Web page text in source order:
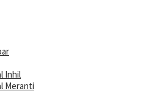
Inhil
Meranti